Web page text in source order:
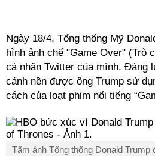
Ngày 18/4, Tổng thống Mỹ
hình ảnh chế "Game Over" (Trò
cá nhân Twitter của mình. Đáng
cảnh nền được ông Trump sử
cách của loạt phim nổi tiếng
Tấm ảnh Tổng thống Donald Trump